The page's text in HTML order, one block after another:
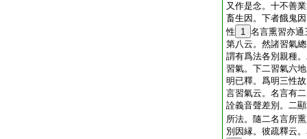
又作是念。十不善
畜生因。下者餓鬼
性
1 名言熏習亦通
第八云。然諸習氣
謂有爲法各別親種
習氣。下二習氣六
明已釋。爲明三性
言習氣云。名言有
詮義音聲差別。二
所法。隨二名言所
別因縁。彼疏釋云